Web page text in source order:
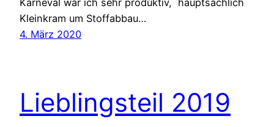
Kleinkram um Stoffabbau…
4. März 2020
Lieblingsteil 2019